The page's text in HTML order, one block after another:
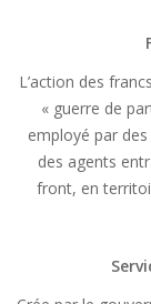
L’action des
« guerre de
employé par
des agents
front, en